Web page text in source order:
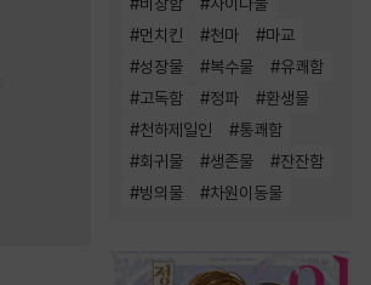
#먼치킨 #천마 #마교
#성장물 #복수물 #유쾌함
#고독함 #정파 #환생물
#천하제일인 #통쾌함
#회귀물 #생존물 #잔잔함
#빙의물 #차원이동물